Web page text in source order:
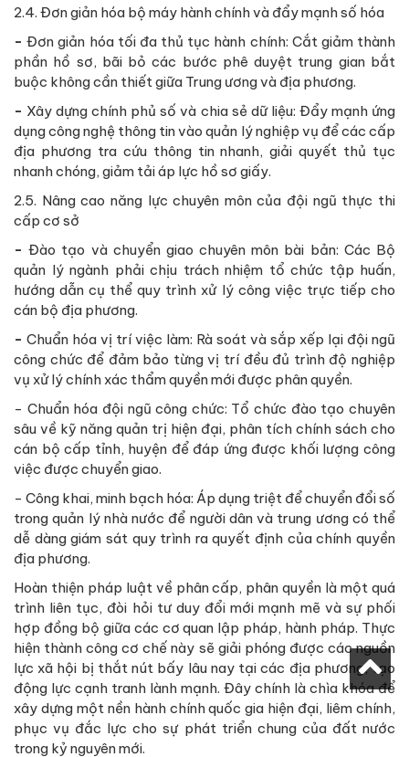
2.4. Đơn giản hóa bộ máy hành chính và đẩy mạnh số hóa
-Đơn giản hóa tối đa thủ tục hành chính: Cắt giảm thành
phần hồ sơ, bãi bỏ các bước phê duyệt trung gian bắt
buộc không cần thiết giữa Trung ương và địa phương.
- Xây dựng chính phủ số và chia sẻ dữ liệu: Đẩy mạnh ứng
dụng công nghệ thông tin vào quản lý nghiệp vụ để các cấp
địa phương tra cứu thông tin nhanh, giải quyết thủ tục
nhanh chóng, giảm tải áp lực hồ sơ giấy.
2.5. Nâng cao năng lực chuyên môn của đội ngũ thực thi
cấp cơ sở
-Đào tạo và chuyển giao chuyên môn bài bản: Các Bộ
quản lý ngành phải chịu trách nhiệm tổ chức tập huấn,
hướng dẫn cụ thể quy trình xử lý công việc trực tiếp cho
cán bộ địa phương.
- Chuẩn hóa vị trí việc làm: Rà soát và sắp xếp lại đội ngũ
công chức để đảm bảo từng vị trí đều đủ trình độ nghiệp
vụ xử lý chính xác thẩm quyền mới được phân quyền.
- Chuẩn hóa đội ngũ công chức: Tổ chức đào tạo chuyên
sâu về kỹ năng quản trị hiện đại, phân tích chính sách cho
cán bộ cấp tỉnh, huyện để đáp ứng được khối lượng công
việc được chuyển giao.
- Công khai, minh bạch hóa: Áp dụng triệt để chuyển đổi số
trong quản lý nhà nước để người dân và trung ương có thể
dễ dàng giám sát quy trình ra quyết định của chính quyền
địa phương.
Hoàn thiện pháp luật về phân cấp, phân quyền là một quá
trình liên tục, đòi hỏi tư duy đổi mới mạnh mẽ và sự phối
hợp đồng bộ giữa các cơ quan lập pháp, hành pháp. Thực
hiện thành công cơ chế này sẽ giải phóng được các nguồn
lực xã hội bị thắt nút bấy lâu nay tại các địa phương, tạo
động lực cạnh tranh lành mạnh. Đây chính là chìa khóa để
xây dựng một nền hành chính quốc gia hiện đại, liêm chính,
phục vụ đắc lực cho sự phát triển chung của đất nước
trong kỷ nguyên mới.